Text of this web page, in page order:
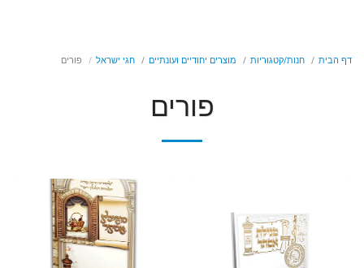
דף הבית חנות/קטגוריות מוצרים יחודיים ועונתיים חגי ישראל פורים
פורים